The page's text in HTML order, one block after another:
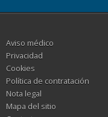
Aviso médico
Privacidad
Cookies
Política de contratación
Nota legal
Mapa del sitio